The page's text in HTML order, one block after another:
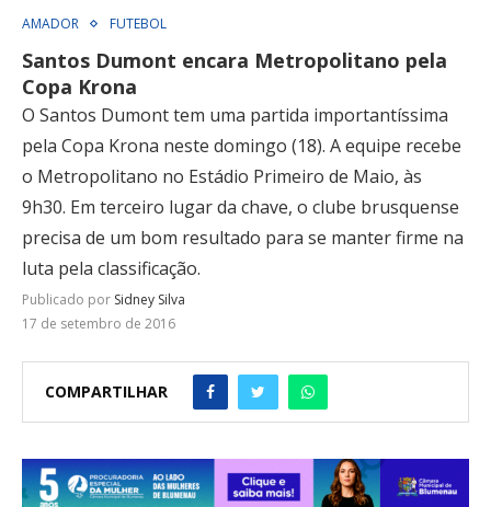
AMADOR FUTEBOL
Santos Dumont encara Metropolitano pela
Copa Krona
O Santos Dumont tem uma partida importantíssima
pela Copa Krona neste domingo (18). A equipe recebe
o Metropolitano no Estádio Primeiro de Maio, às
9h30. Em terceiro lugar da chave, o clube brusquense
precisa de um bom resultado para se manter firme na
luta pela classificação.
Publicado por Sidney Silva
17 de setembro de 2016
COMPARTILHAR